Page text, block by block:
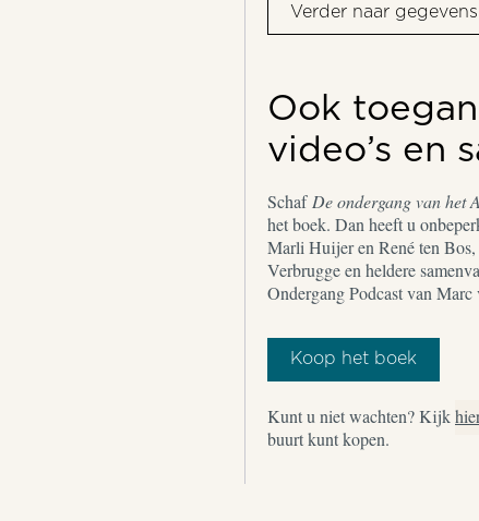
Verder naar gegevens
Ook
video’s en
Schaf De ondergang van het
het boek. Dan heeft u
Marli Huijer en René ten
Verbrugge en heldere
Ondergang Podcast van
Koop het boek
Kunt u niet wachten? Kijk
buurt kunt kopen.